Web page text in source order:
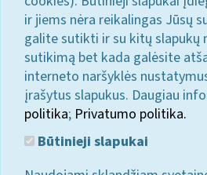
ir jiems nėra reikalingas Jūsų
galite sutikti ir su kitų slapukų
sutikimą bet kada galėsite
interneto naršyklės
įrašytus slapukus. Daugiau
politika; Privatumo politika.
Būtinieji slapukai